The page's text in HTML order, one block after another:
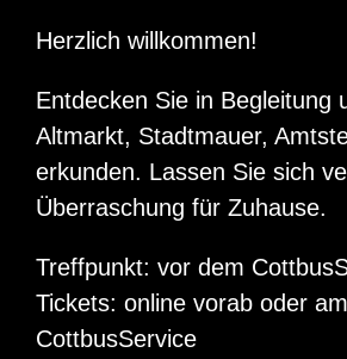
Herzlich willkommen!
Entdecken Sie in Begleitung
Altmarkt, Stadtmauer,
erkunden. Lassen Sie sich
Überraschung für Zuhause.
Treffpunkt: vor dem
Tickets: online vorab oder
CottbusService